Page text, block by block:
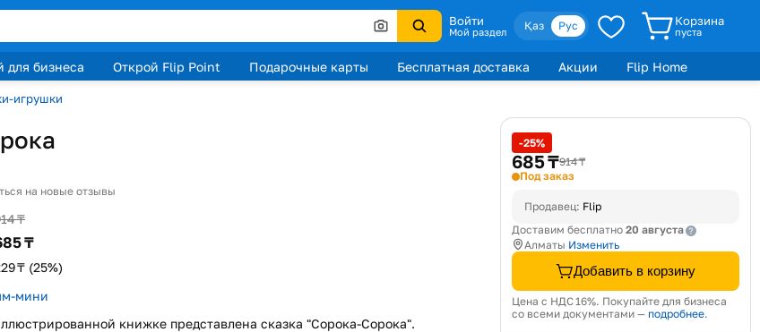
Войти
Мой раздел Қаз Рус Корзина
пуста
для бизнеса Открой Flip Point Подарочные карты Бесплатная доставка Акции
Flip Home
игрушки
на новые отзывы
₸
₸
₸ (25%)
мини
книжке представлена сказка "Сорока-Сорока".
-25%
685 ₸914 ₸
Под заказ
Продавец: Flip
Доставим бесплатно 20 августа
Алматы Изменить
Добавить в корзину
Цена с НДС 16%. Покупайте для бизнеса
со всеми документами — подробнее.